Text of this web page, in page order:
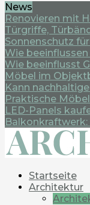
News
Renovieren mit
Türgriffe,
Sonnenschutz
Wie
Wie beeinflusst
Möbel im
Kann
Praktische
LED-Panels
Balkonkraftwerk:
Startseite
Architektur